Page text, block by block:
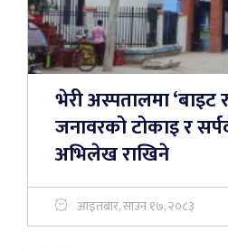
भेरी अस्पतालमा ‘बाइट
जनावरको टोकाइ र
अभिलेख राखिने
आइतबार, साउन १७, २०८३